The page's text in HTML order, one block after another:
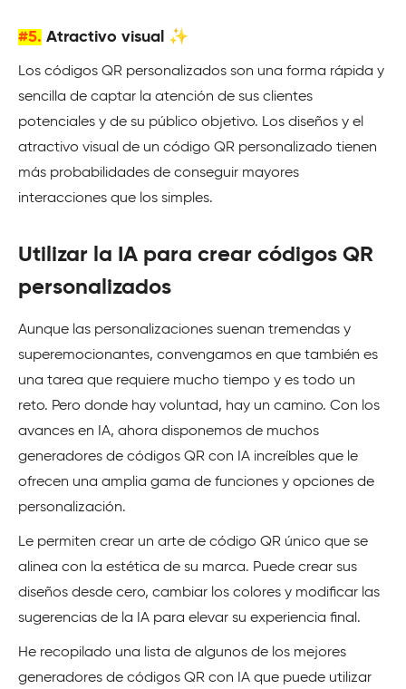
#5. Atractivo visual ✨
Los códigos QR personalizados son una forma rápida y
sencilla de captar la atención de sus clientes
potenciales y de su público objetivo. Los diseños y el
atractivo visual de un código QR personalizado tienen
más probabilidades de conseguir mayores
interacciones que los simples.
Utilizar la IA para crear códigos QR
personalizados
Aunque las personalizaciones suenan tremendas y
superemocionantes, convengamos en que también es
una tarea que requiere mucho tiempo y es todo un
reto. Pero donde hay voluntad, hay un camino. Con los
avances en IA, ahora disponemos de muchos
generadores de códigos QR con IA increíbles que le
ofrecen una amplia gama de funciones y opciones de
personalización.
Le permiten crear un arte de código QR único que se
alinea con la estética de su marca. Puede crear sus
diseños desde cero, cambiar los colores y modificar las
sugerencias de la IA para elevar su experiencia final.
He recopilado una lista de algunos de los mejores
generadores de códigos QR con IA que puede utilizar